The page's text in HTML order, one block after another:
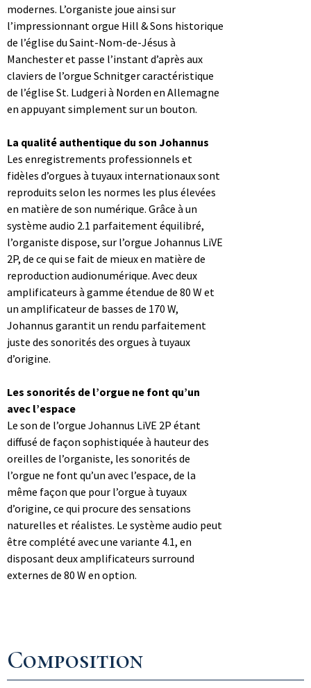
modernes. L’organiste joue ainsi sur
l’impressionnant orgue Hill & Sons historique
de l’église du Saint-Nom-de-Jésus à
Manchester et passe l’instant d’après aux
claviers de l’orgue Schnitger caractéristique
de l’église St. Ludgeri à Norden en Allemagne
en appuyant simplement sur un bouton.
La qualité authentique du son Johannus
Les enregistrements professionnels et
fidèles d’orgues à tuyaux internationaux sont
reproduits selon les normes les plus élevées
en matière de son numérique. Grâce à un
système audio 2.1 parfaitement équilibré,
l’organiste dispose, sur l’orgue Johannus LiVE
2P, de ce qui se fait de mieux en matière de
reproduction audionumérique. Avec deux
amplificateurs à gamme étendue de 80 W et
un amplificateur de basses de 170 W,
Johannus garantit un rendu parfaitement
juste des sonorités des orgues à tuyaux
d’origine.
Les sonorités de l’orgue ne font qu’un
avec l’espace
Le son de l’orgue Johannus LiVE 2P étant
diffusé de façon sophistiquée à hauteur des
oreilles de l’organiste, les sonorités de
l’orgue ne font qu’un avec l’espace, de la
même façon que pour l’orgue à tuyaux
d’origine, ce qui procure des sensations
naturelles et réalistes. Le système audio peut
être complété avec une variante 4.1, en
disposant deux amplificateurs surround
externes de 80 W en option.
Composition